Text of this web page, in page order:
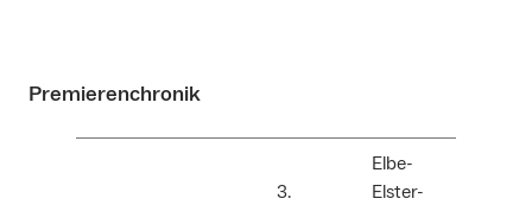
Premierenchronik
3.
Elbe-
Elster-